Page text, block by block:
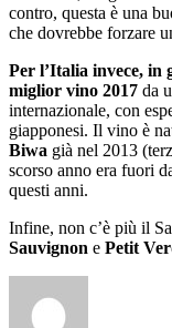
contro, questa è una
che dovrebbe forzare
Per l’Italia invece, in
miglior vino 2017 da
internazionale, con
giapponesi. Il vino è
Biwa già nel 2013
scorso anno era fuori
questi anni.
Infine, non c’è più il
Sauvignon e Petit